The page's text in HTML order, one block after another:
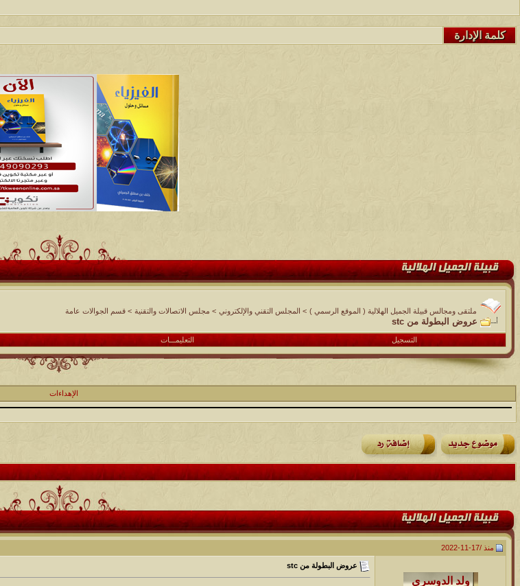
كلمة الإدارة
ملتقى ومجالس قبيلة الجميل الهلالية ( الموقع الرسمي ) > المجلس التقني والإلكتروني > مجلس الاتصالات والتقنية > قسم الجوالات عامة
عروض البطولة من stc
التسجيل التعليمـــات
الإهداءات
منذ /17-11-2022
عروض البطولة من stc